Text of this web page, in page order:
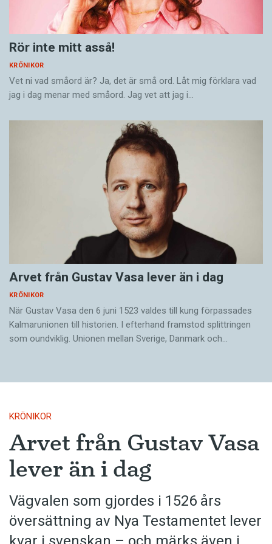
Rör inte mitt asså!
KRÖNIKOR
Vet ni vad småord är? Ja, det är små ord. Låt mig förklara vad
jag i dag menar med småord. Jag vet att jag i…
Arvet från Gustav Vasa lever än i dag
KRÖNIKOR
När Gustav Vasa den 6 juni 1523 ­valdes till kung förpassades
Kalmar­unionen till historien. I efterhand framstod splittringen
som ound­viklig. ­Unionen ­mellan Sverige, Danmark och…
KRÖNIKOR
Arvet från Gustav Vasa
lever än i dag
Vägvalen som gjordes i 1526 års
översättning av Nya Testamentet lever